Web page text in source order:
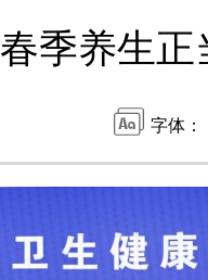
春季养生正
字体：